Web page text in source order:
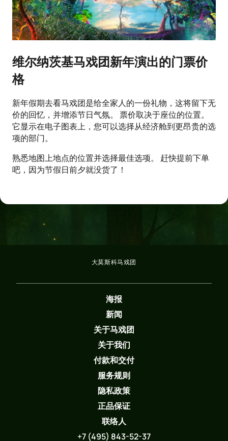
维尔纳茨基马戏团新年演出的门票价
格
新年假期去看马戏团是给全家人的一份礼物，这将留下无
价的回忆，并增添节日气氛。 票价取决于座位的位置。
它显示在电子图表上，您可以选择从经济舱到更昂贵的选
项的部门。
熟悉地图上地点的位置并选择最佳选项。 赶快提前下单
吧，因为节假日前夕就没货了！
大莫斯科马戏团
海报
新闻
关于马戏团
关于我们
付款和交付
服务规则
隐私政策
正品保证
联络人
+7 (495) 843-52-37